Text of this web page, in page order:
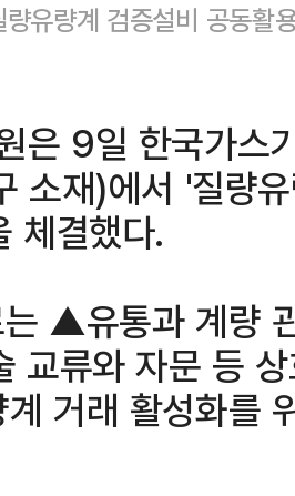
유량계 검증설비 공동
은 9일 한국가스
소재)에서 '질량
체결했다.
는 ▲유통과 계량
교류와 자문 등
거래 활성화를